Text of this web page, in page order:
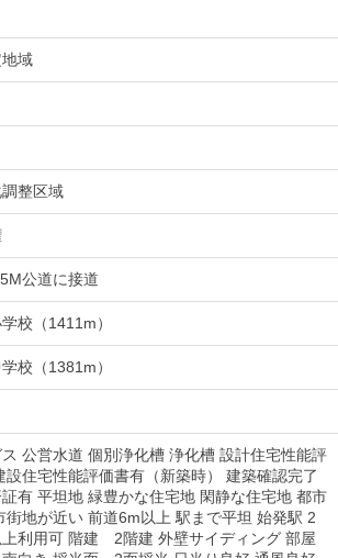
域
整区域
公道に接道
校（1411m）
校（1381m）
公営水道 個別浄化槽 浄化槽 設計住宅性能評
設住宅性能評価書有（新築時） 建築確認完了
有 平坦地 緑豊かな住宅地 閑静な住宅地 都市
街地が近い 前道6m以上 駅まで平坦 始発駅 2
利用可 階建 2階建 外壁サイディング 部屋